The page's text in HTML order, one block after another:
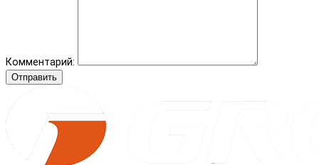
Комментарий:
Отправить